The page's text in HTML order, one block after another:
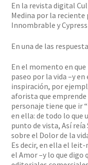
En la revista digital
Medina por la
Innombrable y
En una de las
En el momento en
paseo por la vida –y
inspiración, por
aforista que
personaje tiene que ir
en ella: de todo lo que
punto de vista, Así
sobre el Dolor de la
Es decir, en ella el
el Amor –y lo que digo